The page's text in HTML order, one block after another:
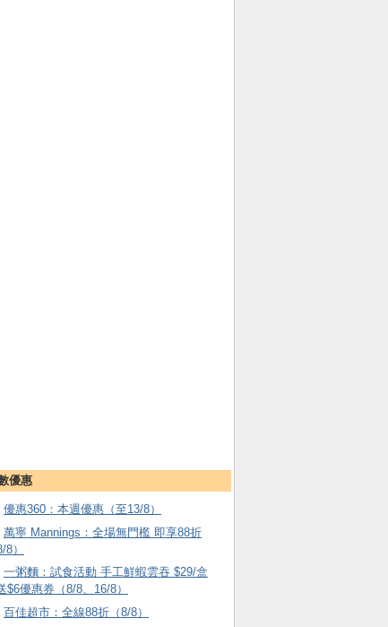
優惠
優惠360：本週優惠（至13/8）
萬寧 Mannings：全場無門檻 即享88折
8）
一粥麵：試食活動 手工鮮蝦雲吞 $29/盒
$6優惠券（8/8、16/8）
百佳超市：全線88折（8/8）